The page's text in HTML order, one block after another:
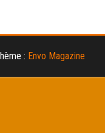
: Envo Magazine